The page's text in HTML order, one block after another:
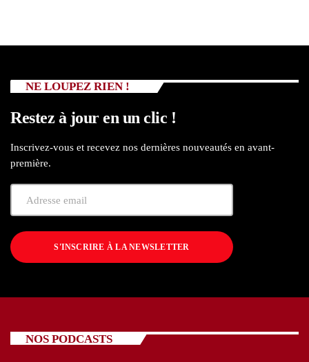
NE LOUPEZ RIEN !
Restez à jour en un clic !
Inscrivez-vous et recevez nos dernières nouveautés en avant-
première.
S'INSCRIRE À LA NEWSLETTER
NOS PODCASTS